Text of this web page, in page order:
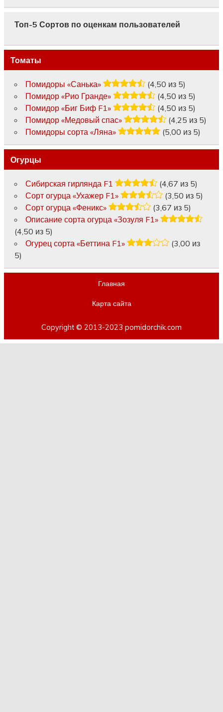
Топ-5 Сортов по оценкам пользователей
Томаты
Помидоры «Санька»
(4,50 из 5)
Помидор «Рио Гранде»
(4,50 из 5)
Помидор «Биг Биф F1»
(4,50 из 5)
Помидор «Медовый спас»
(4,25 из 5)
Помидоры сорта «Ляна»
(5,00 из 5)
Огурцы
Сибирская гирлянда F1
(4,67 из 5)
Сорт огурца «Ухажер F1»
(3,50 из 5)
Сорт огурца «Феникс»
(3,67 из 5)
Описание сорта огурца «Зозуля F1»
(4,50 из 5)
Огурец сорта «Беттина F1»
(3,00 из
5)
Главная
Карта сайта
Copyright © 2013-2023 pomidorchik.com